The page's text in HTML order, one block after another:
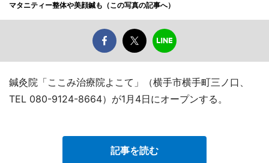
マタニティー整体や美顔鍼も（この写真の記事へ）
鍼灸院「ここみ治療院よこて」（横手市横手町三ノ口、
TEL 080-9124-8664）が1月4日にオープンする。
記事を読む